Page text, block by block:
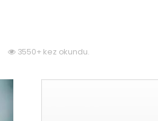
3550+ kez okundu.